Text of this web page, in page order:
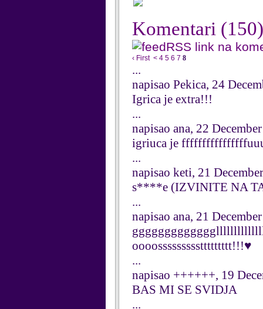
Komentari (150)
RSS link na
‹ First < 4 5 6 7 8
...
napisao Pekica, 24
Igrica je extra!!!
...
napisao ana, 22
igriuca je
...
napisao keti, 21
s****e (IZVINITE NA
...
napisao ana, 21
oooosssssssssttttttttt!!!♥
...
napisao ++++++, 19
BAS MI SE SVIDJA
...